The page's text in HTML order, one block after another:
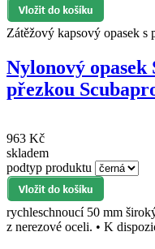
Zátěžový kapsový opasek s
Nylonový opasek
přezkou
963 Kč
skladem
podtyp produktu
rychleschnoucí 50 mm
z nerezové oceli. • K